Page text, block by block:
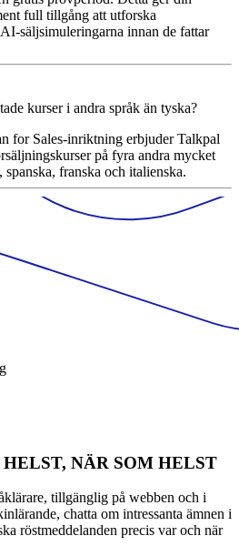
full tillgång att utforska
säljsimuleringarna innan de fattar
kurser i andra språk än tyska?
for Sales-inriktning erbjuder Talkpal
på fyra andra mycket
franska och italienska.
NÄR SOM HELST
tillgänglig på webben och i
chatta om intressanta ämnen i
röstmeddelanden precis var och när